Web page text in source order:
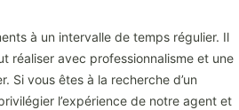
à un intervalle de temps régulier. Il
réaliser avec professionnalisme et une
vous êtes à la recherche d’un
l’expérience de notre agent et